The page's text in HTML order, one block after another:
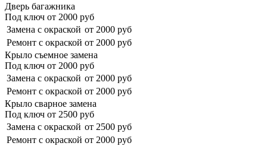
Дверь багажника
Под ключ от 2000 руб
Замена с окраской от 2000 руб
Ремонт с окраской от 2000 руб
Крыло съемное замена
Под ключ от 2000 руб
Замена с окраской от 2000 руб
Ремонт с окраской от 2000 руб
Крыло сварное замена
Под ключ от 2500 руб
Замена с окраской от 2500 руб
Ремонт с окраской от 2000 руб